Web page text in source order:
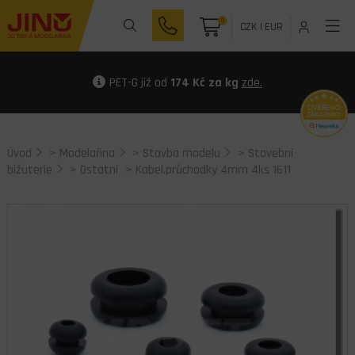
0 CZK| EUR
PET-G již od 174 Kč za kg zde.
Úvod > Modelařina > Stavba modelu > Stavební
bižuterie
> Ostatní > Kabel.průchodky 4mm 4ks 1611